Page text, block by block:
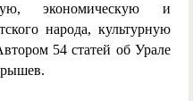
экономическую и
народа, культурную
54 статей об Урале